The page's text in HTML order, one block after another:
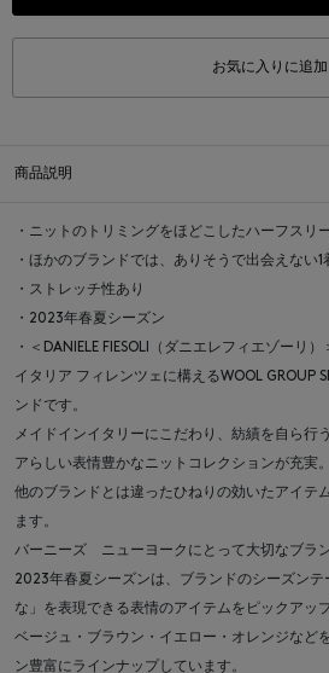
お気に入りに追加
商品説明
・ニットのトリミングをほどこしたハーフスリ
・ほかのブランドでは、ありそうで出会えない1
・ストレッチ性あり
・2023年春夏シーズン
・＜DANIELE FIESOLI（ダニエレフィエゾーリ
イタリア フィレンツェに構えるWOOL GROUP
ンドです。
メイドインイタリーにこだわり、紡績を自ら行
アらしい表情豊かなニットコレクションが充実。
他のブランドとは違ったひねりの効いたアイテ
ます。
バーニーズ ニューヨークにとって大切なブラン
2023年春夏シーズンは、ブランドのシーズンテ
な」を表現できる表情のアイテムをピックアップ
ベージュ・ブラウン・イエロー・オレンジなど
ン豊富にラインナップしています。